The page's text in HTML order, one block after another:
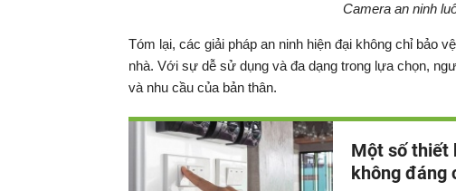
Camera an ninh
Tóm lại, các giải pháp an ninh hiện đại không chỉ bảo
nhà. Với sự dễ sử dụng và đa dạng trong lựa chọn,
và nhu cầu của bản thân.
Một số thiết
không đáng